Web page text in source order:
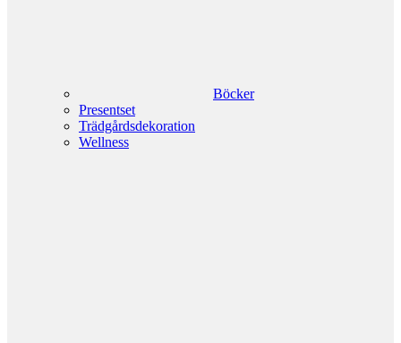
Böcker
Presentset
Trädgårdsdekoration
Wellness